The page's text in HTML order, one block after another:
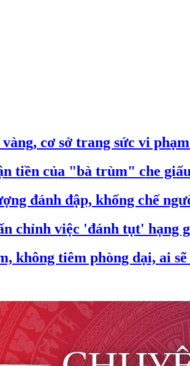
cơ sở trang sức vi
tiền của "bà trùm" che
đánh đập, khống chế
chỉnh việc 'đánh tụt' hạng
không tiêm phòng dại, ai